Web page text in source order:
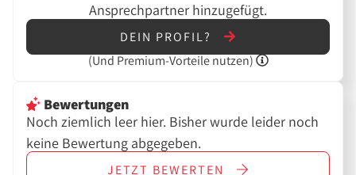
Ansprechpartner hinzugefügt.
DEIN PROFIL?
(Und Premium-Vorteile nutzen)
Bewertungen
Noch ziemlich leer hier. Bisher wurde leider noch
keine Bewertung abgegeben.
JETZT BEWERTEN